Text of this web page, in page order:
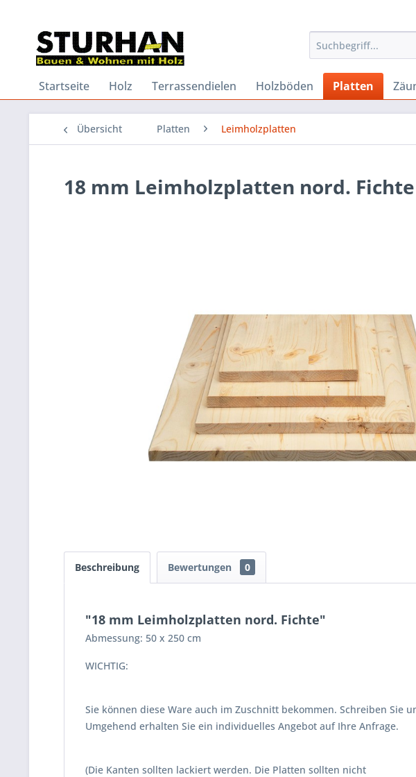
Startseite Holz Terrassendielen Holzböden Platten
Übersicht Platten Leimholzplatten
18 mm Leimholzplatten nord. Fichte
Beschreibung Bewertungen 0
"18 mm Leimholzplatten nord. Fichte"
Abmessung: 50 x 250 cm
WICHTIG:
Sie können diese Ware auch im Zuschnitt bekommen. Schreiben Sie
Umgehend erhalten Sie ein individuelles Angebot auf Ihre Anfrage.
(Die Kanten sollten lackiert werden. Die Platten sollten nicht